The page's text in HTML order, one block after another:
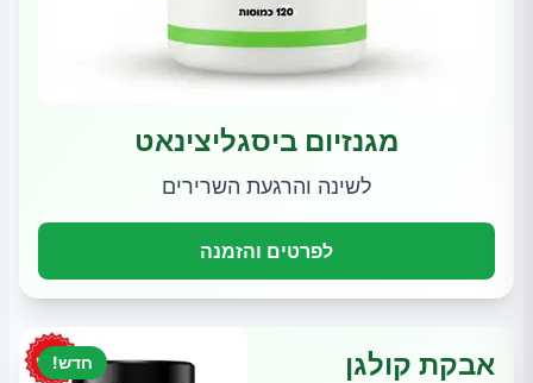
מגנזיום ביסגליצינאט
לשינה והרגעת השרירים
לפרטים והזמנה
חדש! אבקת קולגן